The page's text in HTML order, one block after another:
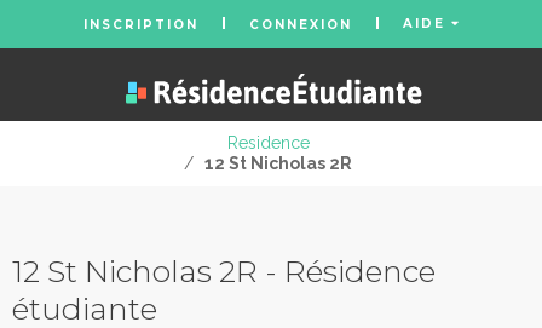
INSCRIPTION CONNEXION AIDE
Residence
/ 12 St Nicholas 2R
12 St Nicholas 2R - Résidence
étudiante